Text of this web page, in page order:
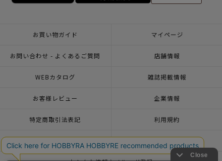
お買い物ガイド マイページ
お問い合わせ - よくあるご質問 店舗情報
WEBカタログ 雑誌掲載情報
お客様レビュー 企業情報
特定商取引法表記 利用規約
一緒に働こう♪求人情報